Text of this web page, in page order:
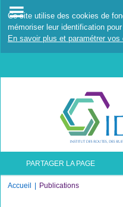
Ce site utilise des cookies de
mémoriser leur identification
En savoir plus et paramétrer vos
PARTAGER LA PAGE
Accueil Publications